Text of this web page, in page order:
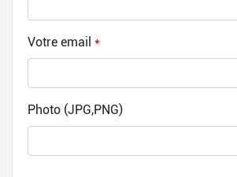
Votre email *
Photo (JPG,PNG)